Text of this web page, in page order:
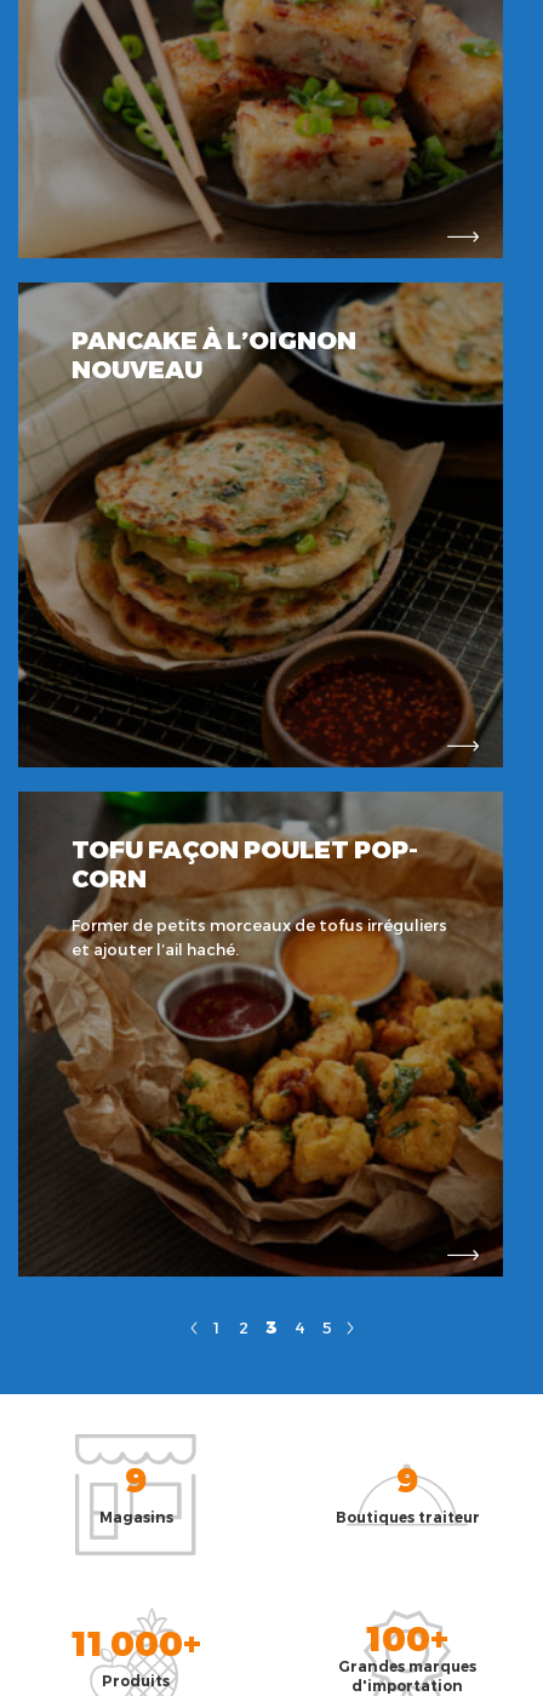
PANCAKE À L’OIGNON
NOUVEAU
TOFU FAÇON POULET POP-
CORN
Former de petits morceaux de tofus irréguliers
et ajouter l’ail haché.
1 2 3 4 5
9
Magasins
9
Boutiques traiteur
11 000+
Produits
100+
Grandes marques
d'importation